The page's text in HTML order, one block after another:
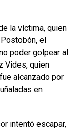
la víctima, quien
el
poder golpear al
Vides, quien
alcanzado por
en
intentó escapar,